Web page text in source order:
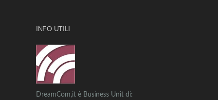
INFO UTILI
DreamCom,it è Business Unit di: